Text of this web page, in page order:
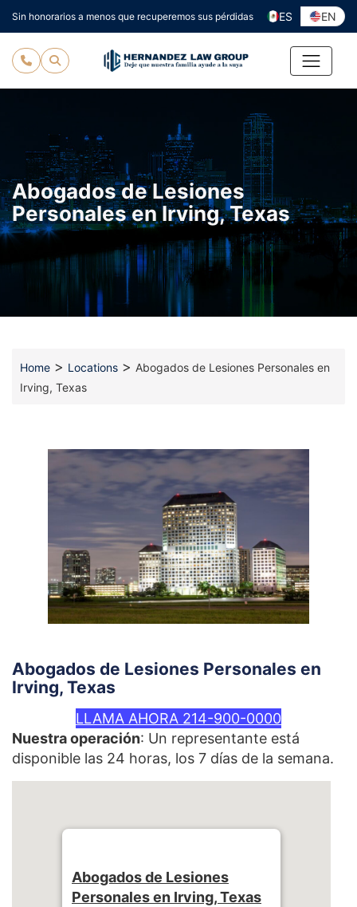
al
contenido
Sin honorarios a menos que recuperemos sus pérdidas ES EN
Abogados de Lesiones
Personales en Irving, Texas
Home > Locations > Abogados de Lesiones Personales en
Irving, Texas
Abogados de Lesiones Personales en
Irving, Texas
LLAMA AHORA 214-900-0000
Nuestra operación: Un representante está
disponible las 24 horas, los 7 días de la semana.
Abogados de Lesiones
Personales en Irving, Texas